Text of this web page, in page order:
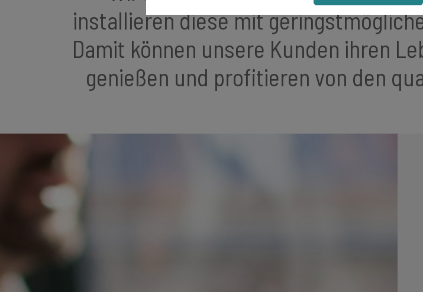
installieren diese mit
Damit können unsere Kunden ihren
genießen und profitieren von den